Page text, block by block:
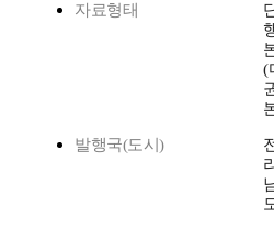
자료형태
(
발행국(도시)